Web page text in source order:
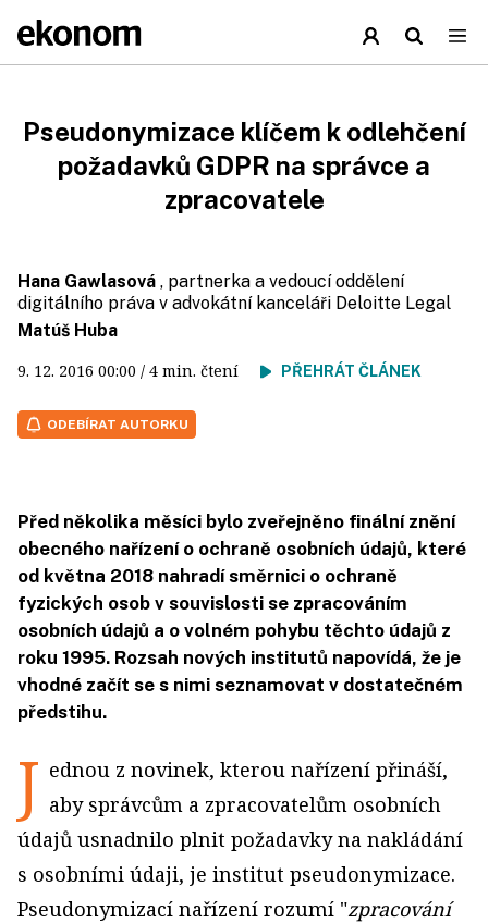
Pseudonymizace klíčem k odlehčení
požadavků GDPR na správce a
zpracovatele
Hana Gawlasová , partnerka a vedoucí oddělení
digitálního práva v advokátní kanceláři Deloitte Legal
Matúš Huba
9. 12. 2016 00:00 / 4 min. čtení PŘEHRÁT ČLÁNEK
ODEBÍRAT AUTORKU
Před několika měsíci bylo zveřejněno finální znění
obecného nařízení o ochraně osobních údajů, které
od května 2018 nahradí směrnici o ochraně
fyzických osob v souvislosti se zpracováním
osobních údajů a o volném pohybu těchto údajů z
roku 1995. Rozsah nových institutů napovídá, že je
vhodné začít se s nimi seznamovat v dostatečném
předstihu.
J ednou z novinek, kterou nařízení přináší,
aby správcům a zpracovatelům osobních
údajů usnadnilo plnit požadavky na nakládání
s osobními údaji, je institut pseudonymizace.
Pseudonymizací nařízení rozumí "zpracování